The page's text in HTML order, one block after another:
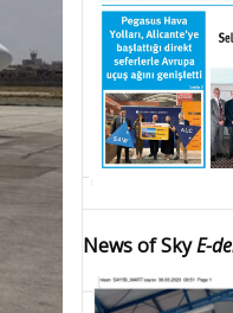
News of SkyE-